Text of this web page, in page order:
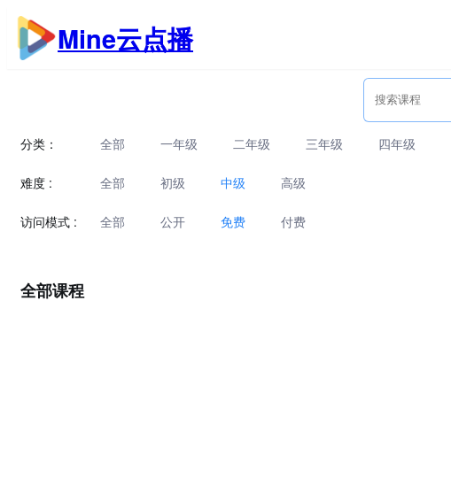
跳
至
内
Mine云点播
分类： 全部 一年级 二年级 三年级 四年级
难度 : 全部 初级 中级 高级
访问模式 : 全部 公开 免费 付费
全部课程